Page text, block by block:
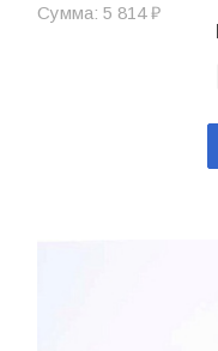
Сумма: 5 814 ₽